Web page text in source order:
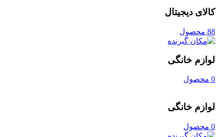
کالای دیجیتال
88 محصول
لوازم خانگی
0 محصول
لوازم خانگی
0 محصول